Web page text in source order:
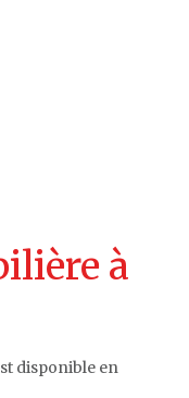
à
disponible en